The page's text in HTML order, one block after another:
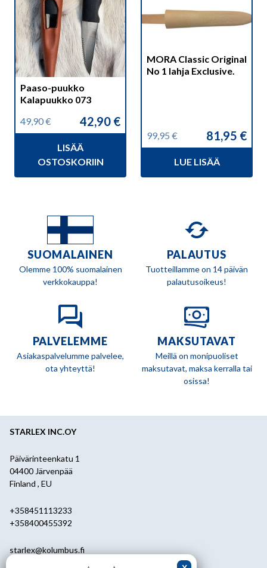
Paaso-puukko
Kalapuukko 073
49,90€
Alkuperäinen
49,90 €.
42,90 €
Nykyinen
42,90 €.
LISÄÄ
OSTOSKORIIN
MORA Classic Original
No 1 lahja Exclusive.
99,95 €
Alkuperäinen
99,95 €.
81,95 €
Nykyinen
81,95 €.
LUE LISÄÄ
SUOMALAINEN
Olemme 100% suomalainen
verkkokauppa!
PALAUTUS
Tuotteillamme on 14 päivän
palautusoikeus!
PALVELEMME
Asiakaspalvelumme palvelee,
ota yhteyttä!
MAKSUTAVAT
Meillä on monipuoliset
maksutavat, maksa kerralla tai
osissa!
STARLEX INC.OY
Päivärinteenkatu 1
04400 Järvenpää
Finland , EU
+358451113233
+358400455392
starlex@kolumbus.fi